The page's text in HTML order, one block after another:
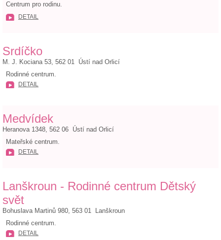
Centrum pro rodinu.
DETAIL
Srdíčko
M. J. Kociana 53, 562 01 Ústí nad Orlicí
Rodinné centrum.
DETAIL
Medvídek
Heranova 1348, 562 06 Ústí nad Orlicí
Mateřské centrum.
DETAIL
Lanškroun - Rodinné centrum Dětský
svět
Bohuslava Martinů 980, 563 01 Lanškroun
Rodinné centrum.
DETAIL